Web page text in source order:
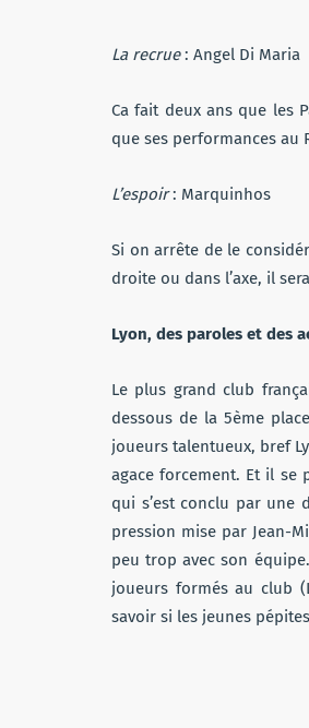
La recrue: Angel Di Maria
Ca fait deux ans que les
que ses performances au
L’espoir: Marquinhos
Si on arrête de le
droite ou dans l’axe, il
Lyon, des paroles et des
Le plus grand club
dessous de la 5ème
joueurs talentueux, bref
agace forcement. Et il se
qui s’est conclu par une
pression mise par Jean-
peu trop avec son
joueurs formés au club
savoir si les jeunes